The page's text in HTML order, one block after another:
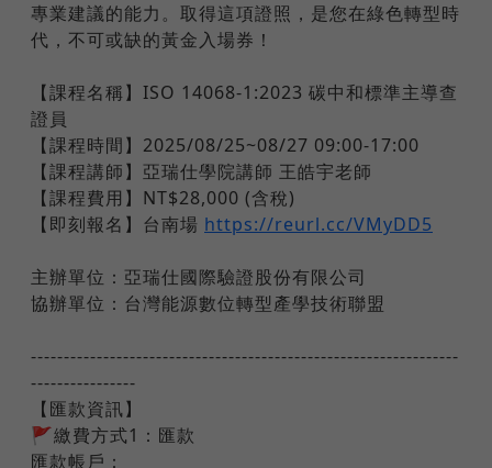
專業建議的能力。取得這項證照，是您在綠色轉型時
代，不可或缺的黃金入場券！
【課程名稱】ISO 14068-1:2023 碳中和標準主導查
證員
【課程時間】2025/08/25~08/27 09:00-17:00
【課程講師】亞瑞仕學院講師 王皓宇老師
【課程費用】NT$28,000 (含稅)
【即刻報名】台南場 https://reurl.cc/VMyDD5
主辦單位：亞瑞仕國際驗證股份有限公司
協辦單位：台灣能源數位轉型產學技術聯盟
-----------------------------------------------------------------
----------------
​【匯款資訊】
🚩繳費方式1：匯款
匯款帳戶：